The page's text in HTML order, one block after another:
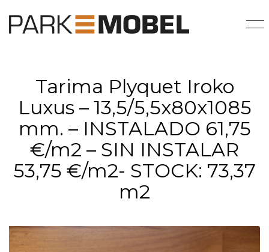
Tarima Plyquet Iroko
Luxus – 13,5/5,5x80x1085
mm. – INSTALADO 61,75
€/m2 – SIN INSTALAR
53,75 €/m2- STOCK: 73,37
m2